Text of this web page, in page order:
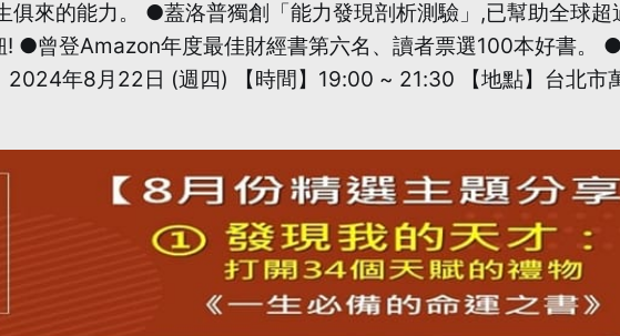
俱來的能力。 ●蓋洛普獨創「能力發現剖析測驗」,已幫助全球
●曾登Amazon年度最佳財經書第六名、讀者票選100本好書。
年8月22日 (週四) 【時間】19:00 ~ 21:30 【地點】台北市